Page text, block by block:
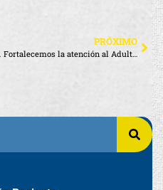
PRÓXIMO
Fortalecemos la atención al Adulto Mayor en Santa Cruz